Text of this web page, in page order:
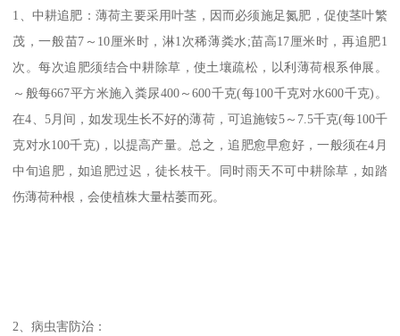
1、中耕追肥：薄荷主要采用叶茎，因而必须施足氮肥，促使茎叶繁
茂，一般苗7～10厘米时，淋1次稀薄粪水;苗高17厘米时，再追肥1
次。每次追肥须结合中耕除草，使土壤疏松，以利薄荷根系伸展。
～般每667平方米施入粪尿400～600千克(每100千克对水600千克)。
在4、5月间，如发现生长不好的薄荷，可追施铵5～7.5千克(每100千
克对水100千克)，以提高产量。总之，追肥愈早愈好，一般须在4月
中旬追肥，如追肥过迟，徒长枝干。同时雨天不可中耕除草，如踏
伤薄荷种根，会使植株大量枯萎而死。
2、病虫害防治：